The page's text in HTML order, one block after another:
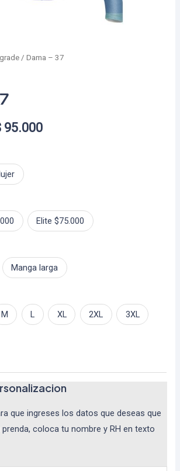
/ Dama – 37
95.000Price
$ 95.000
Elite $75.000
Manga larga
M L XL 2XL 3XL
que ingreses los datos que deseas que
coloca tu nombre y RH en texto